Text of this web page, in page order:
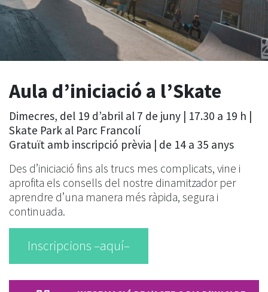
Aula d’iniciació a l’Skate
Dimecres, del 19 d’abril al 7 de juny | 17.30 a 19 h |
Skate Park al Parc Francolí
Gratuït amb inscripció prèvia | de 14 a 35 anys
Des d’iniciació fins als trucs mes complicats, vine i
aprofita els consells del nostre dinamitzador per
aprendre d’una manera més ràpida, segura i
continuada.
Inscripcions –aquí–